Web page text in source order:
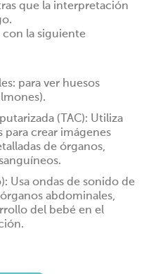
que la interpretación
con la siguiente
para ver huesos
(TAC): Utiliza
para crear imágenes
de órganos,
Usa ondas de sonido de
abdominales,
del bebé en el